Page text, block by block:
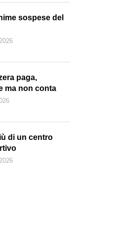
a Guaidó (AFP)
sospese del
paga,
ma non conta
di un centro